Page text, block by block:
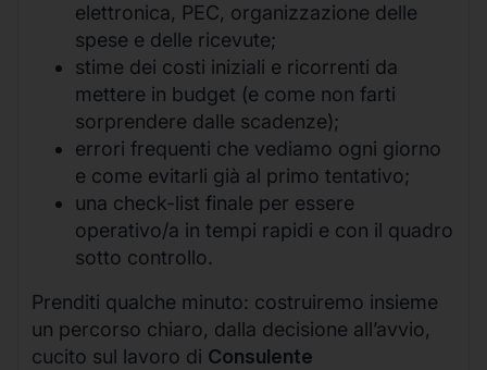
elettronica, PEC, organizzazione delle
spese e delle ricevute;
stime dei costi iniziali e ricorrenti da
mettere in budget (e come non farti
sorprendere dalle scadenze);
errori frequenti che vediamo ogni giorno
e come evitarli già al primo tentativo;
una check-list finale per essere
operativo/a in tempi rapidi e con il quadro
sotto controllo.
Prenditi qualche minuto: costruiremo insieme
un percorso chiaro, dalla decisione all’avvio,
cucito sul lavoro di Consulente